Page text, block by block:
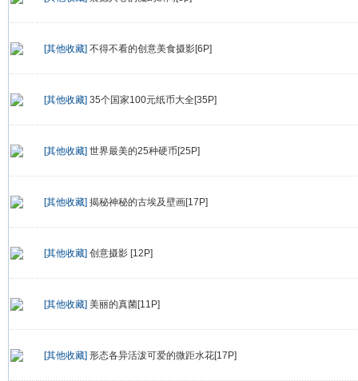
[其他收藏] 不得不看的创意美食摄影[6P]
[其他收藏] 35个国家100元纸币大全[35P]
[其他收藏] 世界最美的25种硬币[25P]
[其他收藏] 揭秘神秘的古埃及壁画[17P]
[其他收藏] 创意摄影 [12P]
[其他收藏] 美丽的真菌[11P]
[其他收藏] 形态各异活泼可爱的微距水花[17P]